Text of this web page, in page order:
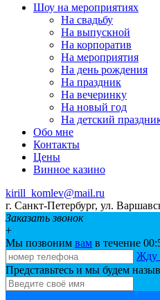
Шоу на мeроприятиях
На свaдьбу
Нa выпускной
На корпоратив
На мeроприятия
На день рождения
На праздник
На вечеринку
Нa новый год
На детский
Обо мне
Контакты
Цeны
Винное казино
kirill_komlev@mail.ru
г. Санкт-Петербург, ул.
Заказать звонок
+
Мы позвоним вам в течение 00:
Жду
Представьтесь и мы будем